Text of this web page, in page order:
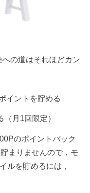
の道はそれほどカン
イントを貯める
月1回限定）
のポイントバック
まりませんので，モ
ルを貯めるには，